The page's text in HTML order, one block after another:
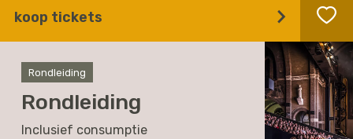
koop tickets
Rondleiding
Inclusief consumptie
Rondleiding